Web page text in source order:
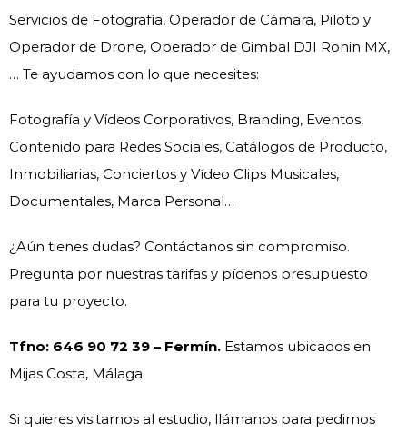
Servicios de Fotografía, Operador de Cámara, Piloto y
Operador de Drone, Operador de Gimbal DJI Ronin MX,
… Te ayudamos con lo que necesites:
Fotografía y Vídeos Corporativos, Branding, Eventos,
Contenido para Redes Sociales, Catálogos de Producto,
Inmobiliarias, Conciertos y Vídeo Clips Musicales,
Documentales, Marca Personal…
¿Aún tienes dudas? Contáctanos sin compromiso.
Pregunta por nuestras tarifas y pídenos presupuesto
para tu proyecto.
Tfno: 646 90 72 39 – Fermín. Estamos ubicados en
Mijas Costa, Málaga.
Si quieres visitarnos al estudio, llámanos para pedirnos